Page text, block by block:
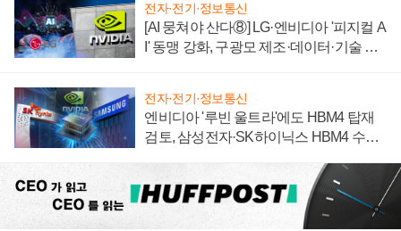
전자·전기·정보통신
[AI 뭉쳐야 산다⑧] LG·엔비디아 '피지컬 A
I' 동맹 강화, 구광모 제조·데이터·기술 결
전자·전기·정보통신
엔비디아 '루빈 울트라'에도 HBM4 탑재
검토, 삼성전자·SK하이닉스 HBM4 수율